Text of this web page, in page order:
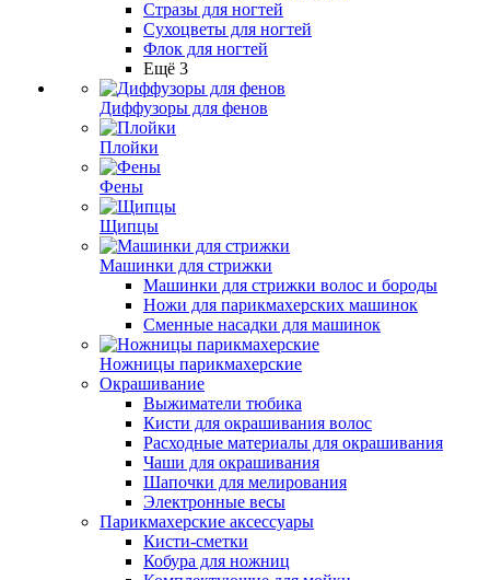
Стразы для ногтей
Сухоцветы для ногтей
Флок для ногтей
Ещё 3
Диффузоры для фенов
Плойки
Фены
Щипцы
Машинки для стрижки
Машинки для стрижки волос и бороды
Ножи для парикмахерских машинок
Сменные насадки для машинок
Ножницы парикмахерские
Окрашивание
Выжиматели тюбика
Кисти для окрашивания волос
Расходные материалы для окрашивания
Чаши для окрашивания
Шапочки для мелирования
Электронные весы
Парикмахерские аксессуары
Кисти-сметки
Кобура для ножниц